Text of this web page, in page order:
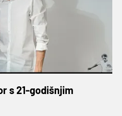
s 21-godišnjim